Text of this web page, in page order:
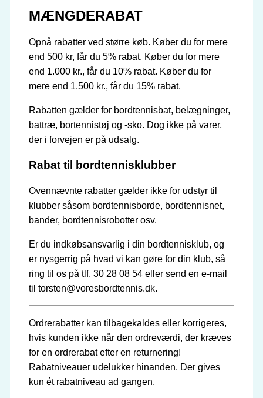
MÆNGDERABAT
Opnå rabatter ved større køb. Køber du for mere
end 500 kr, får du 5% rabat. Køber du for mere
end 1.000 kr., får du 10% rabat. Køber du for
mere end 1.500 kr., får du 15% rabat.
Rabatten gælder for bordtennisbat, belægninger,
battræ, bortennistøj og -sko. Dog ikke på varer,
der i forvejen er på udsalg.
Rabat til bordtennisklubber
Ovennævnte rabatter gælder ikke for udstyr til
klubber såsom bordtennisborde, bordtennisnet,
bander, bordtennisrobotter osv.
Er du indkøbsansvarlig i din bordtennisklub, og
er nysgerrig på hvad vi kan gøre for din klub, så
ring til os på tlf. 30 28 08 54 eller send en e-mail
til torsten@voresbordtennis.dk.
Ordrerabatter kan tilbagekaldes eller korrigeres,
hvis kunden ikke når den ordreværdi, der kræves
for en ordrerabat efter en returnering!
Rabatniveauer udelukker hinanden. Der gives
kun ét rabatniveau ad gangen.